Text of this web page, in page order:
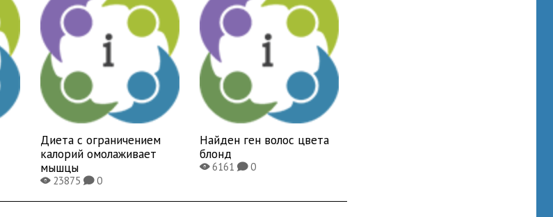
Диета с ограничением
калорий омолаживает
мышцы
X23875K0
Найден ген волос цвета
блонд
X6161K0